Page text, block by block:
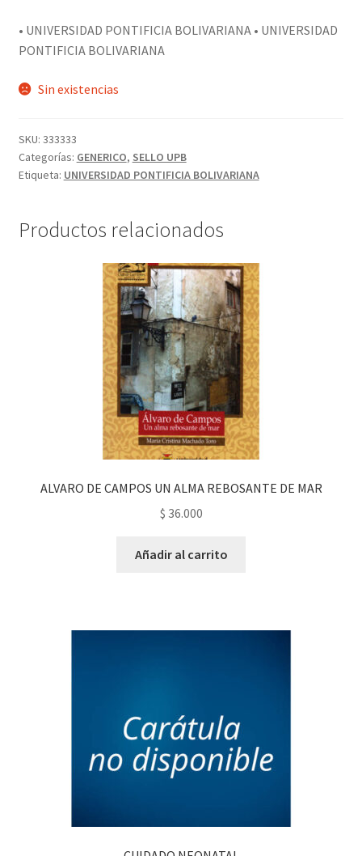
• UNIVERSIDAD PONTIFICIA BOLIVARIANA • UNIVERSIDAD
PONTIFICIA BOLIVARIANA
Sin existencias
SKU: 333333
Categorías: GENERICO, SELLO UPB
Etiqueta: UNIVERSIDAD PONTIFICIA BOLIVARIANA
Productos relacionados
ALVARO DE CAMPOS UN ALMA REBOSANTE DE MAR
$ 36.000
Añadir al carrito